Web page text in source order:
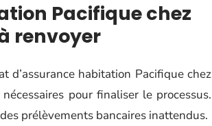
Pacifique chez
renvoyer
d’assurance habitation Pacifique chez
pour finaliser le processus.
prélèvements bancaires inattendus.